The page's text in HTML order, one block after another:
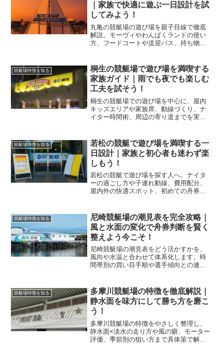
｜家族で快適に遊ぶ一日設計を試
してみよう！
丸亀の競艇場の遊び場を親子目線で徹底
解説。モーヴィやわんぱくランドの使い
方、フードコートや送迎バス、持ち物と
競艇場特徴を知る
桐生の競艇場で遊び場を満喫する
家族ガイド｜雨でも夜でも楽しむ
工夫を試そう！
桐生の競艇場での遊び場を中心に、屋内
キッズエリアや家族席、動線づくり、ナ
イター時間術、周辺の寄り道までを実地
一日をスムーズに楽しめます。
競艇場特徴を知る
若松の競艇で遊び場を満喫する一
日設計｜家族と初心者も迷わず楽
しもう！
若松の競艇で遊び場を探す人へ。ナイタ
ーの過ごし方や子連れ動線、費用配分、
屋内外の快適スポット、初めての舟券の
競艇場特徴を知る
尼崎競艇場の潮見表を完全攻略｜
風と水面の変化で舟券判断を賢く
整えよう今こそ！
尼崎競艇場の潮見表をどう活かすかを、
風向や水温と合わせて体系化します。時
間帯別の買い目手順や選手傾向との連
競艇場特徴を知る
多摩川競艇場の特徴を徹底解説｜
静水面を味方にして勝ち方を磨こ
う！
多摩川競艇場の特徴をやさしく整理し、
静水面×淡水の走り方や風の癖、モーター
評価、季節別の狙い方まで具体策で解説